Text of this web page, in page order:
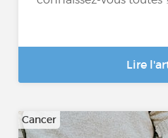
Lire
Cancer